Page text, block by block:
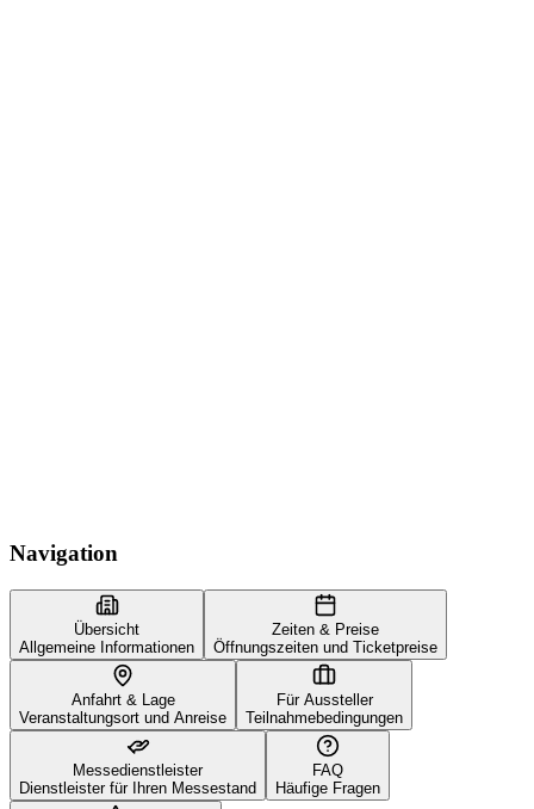
Navigation
Übersicht
Allgemeine Informationen
Zeiten & Preise
Öffnungszeiten und Ticketpreise
Anfahrt & Lage
Veranstaltungsort und Anreise
Für Aussteller
Teilnahmebedingungen
Messedienstleister
Dienstleister für Ihren Messestand
FAQ
Häufige Fragen